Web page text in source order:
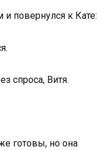
повернулся к Кате:
спроса, Витя.
готовы, но она